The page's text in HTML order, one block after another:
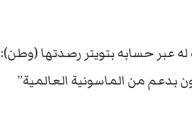
عبر حسابه بتويتر رصدتها
من الماسونية العالمية”